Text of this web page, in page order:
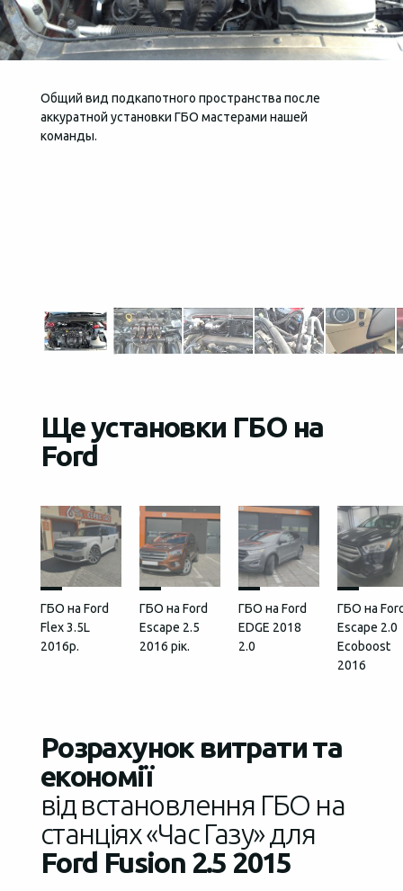
Общий вид подкапотного пространства после
аккуратной установки ГБО мастерами нашей
команды.
Ще установки ГБО на
Ford
ГБО на Ford
Flex 3.5L
2016р.
ГБО на Ford
Escape 2.5
2016 рік.
ГБО на Ford
EDGE 2018
2.0
ГБО на
Escape 2.0
Ecoboost
2016
Розрахунок витрати та
економії
від встановлення ГБО на
станціях «Час Газу» для
Ford Fusion 2.5 2015